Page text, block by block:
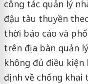
công tác quản lý
đậu tàu thuyền
thời báo cáo và
trên địa bàn quản
không đủ điều
định về chống khai